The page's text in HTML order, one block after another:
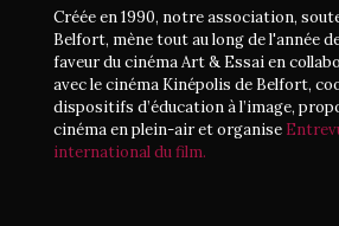
Créée en 1990, notre association,
Belfort, mène tout au long de l'année
faveur du cinéma Art & Essai en
avec le cinéma Kinépolis de Belfort,
dispositifs d’éducation à l’image,
cinéma en plein-air et organise
international du film.